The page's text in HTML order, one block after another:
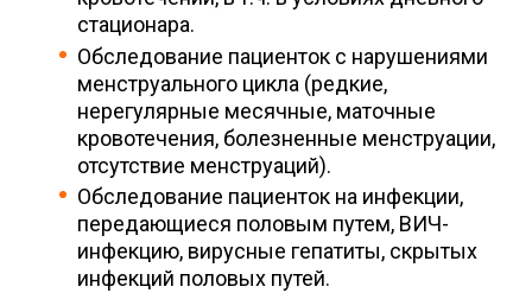
стационара.
Обследование пациенток с нарушениями
менструального цикла (редкие,
нерегулярные месячные, маточные
кровотечения, болезненные менструации,
отсутствие менструаций).
Обследование пациенток на инфекции,
передающиеся половым путем, ВИЧ-
инфекцию, вирусные гепатиты, скрытых
инфекций половых путей.